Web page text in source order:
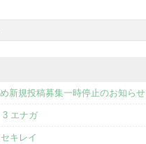
新規投稿募集一時停止のお知らせ
3 エナガ
キレイ